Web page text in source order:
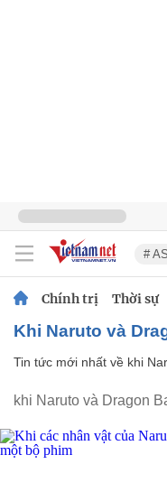
#
Chính trị Thời sự
khi Naruto và
Tin tức mới nhất về khi
khi Naruto và Dragon